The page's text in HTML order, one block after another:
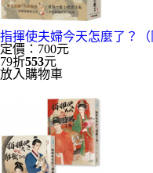
指揮使夫婦今天怎麼了？（
定價：700元
79折553元
放入購物車